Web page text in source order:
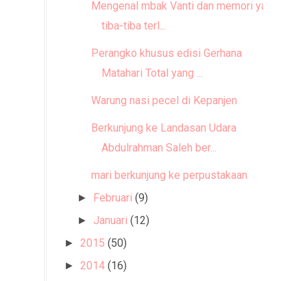
Mengenal mbak Vanti dan memori yang
tiba-tiba terl...
Perangko khusus edisi Gerhana
Matahari Total yang ...
Warung nasi pecel di Kepanjen
Berkunjung ke Landasan Udara
Abdulrahman Saleh ber...
mari berkunjung ke perpustakaan
► Februari (9)
► Januari (12)
► 2015 (50)
► 2014 (16)